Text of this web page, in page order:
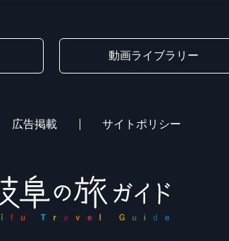
動画ライブラリー
広告掲載 サイトポリシー